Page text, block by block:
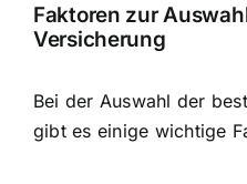
Faktoren zur
Versicherung
Bei der Auswahl der
gibt es einige wichtige